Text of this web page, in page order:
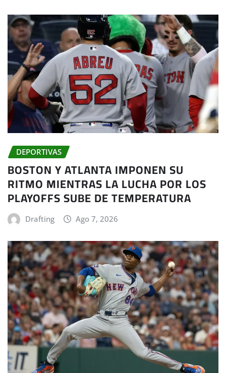
DEPORTIVAS
BOSTON Y ATLANTA IMPONEN SU
RITMO MIENTRAS LA LUCHA POR LOS
PLAYOFFS SUBE DE TEMPERATURA
Drafting Ago 7, 2026